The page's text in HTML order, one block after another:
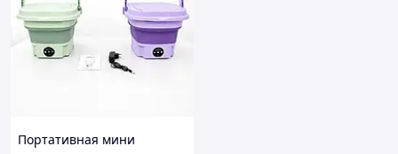
Портативная мини